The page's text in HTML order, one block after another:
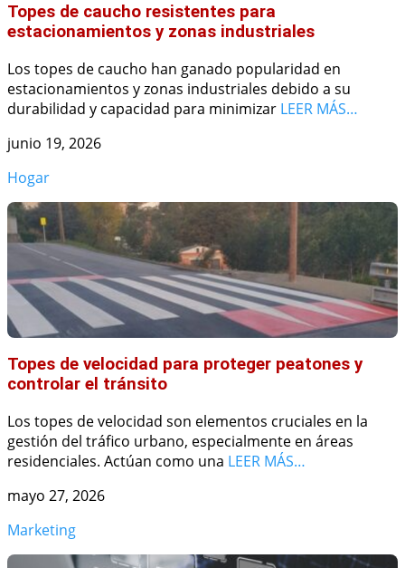
Topes de caucho resistentes para
estacionamientos y zonas industriales
Los topes de caucho han ganado popularidad en
estacionamientos y zonas industriales debido a su
durabilidad y capacidad para minimizar LEER MÁS…
junio 19, 2026
Hogar
Topes de velocidad para proteger peatones y
controlar el tránsito
Los topes de velocidad son elementos cruciales en la
gestión del tráfico urbano, especialmente en áreas
residenciales. Actúan como una LEER MÁS…
mayo 27, 2026
Marketing